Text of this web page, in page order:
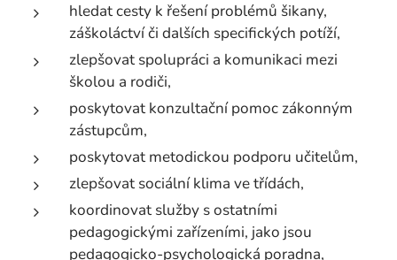
hledat cesty k řešení problémů šikany,
záškoláctví či dalších specifických potíží,
zlepšovat spolupráci a komunikaci mezi
školou a rodiči,
poskytovat konzultační pomoc zákonným
zástupcům,
poskytovat metodickou podporu učitelům,
zlepšovat sociální klima ve třídách,
koordinovat služby s ostatními
pedagogickými zařízeními, jako jsou
pedagogicko-psychologická poradna,